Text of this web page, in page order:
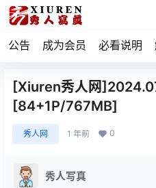
公告 成为会员 必看说明
[Xiuren秀人网
[84+1P/767MB]
秀人网 1 年前 0
秀人写真